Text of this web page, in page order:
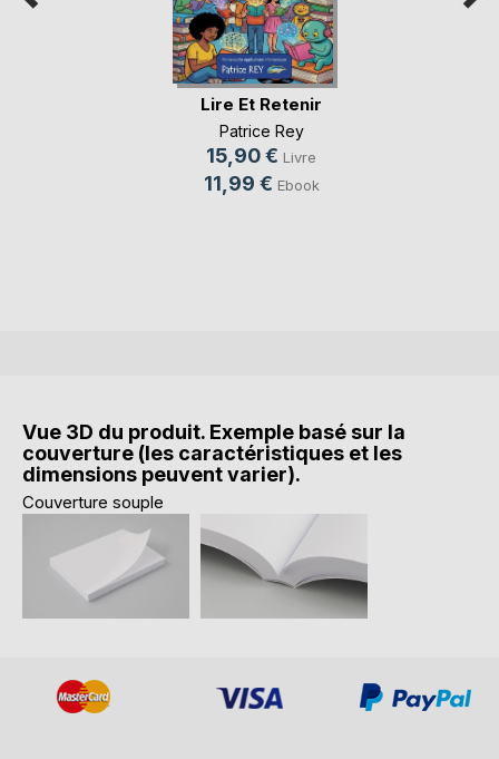
Lire Et Retenir
Patrice Rey
15,90 € Livre
11,99 € Ebook
Vue 3D du produit. Exemple basé sur la
couverture (les caractéristiques et les
dimensions peuvent varier).
Couverture souple